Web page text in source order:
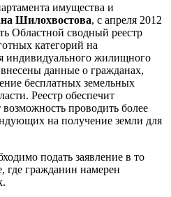
имущества и
Шилохвостова, с апреля 2012
Областной сводный реестр
категорий на
индивидуального жилищного
данные о гражданах,
бесплатных земельных
Реестр обеспечит
возможность проводить более
на получение земли для
подать заявление в то
где гражданин намерен